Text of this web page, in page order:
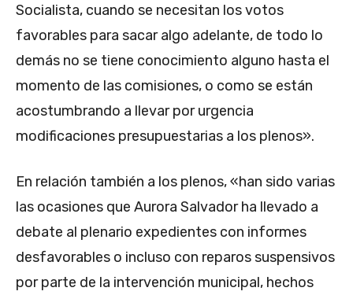
Socialista, cuando se necesitan los votos
favorables para sacar algo adelante, de todo lo
demás no se tiene conocimiento alguno hasta el
momento de las comisiones, o como se están
acostumbrando a llevar por urgencia
modificaciones presupuestarias a los plenos».
En relación también a los plenos, «han sido varias
las ocasiones que Aurora Salvador ha llevado a
debate al plenario expedientes con informes
desfavorables o incluso con reparos suspensivos
por parte de la intervención municipal, hechos